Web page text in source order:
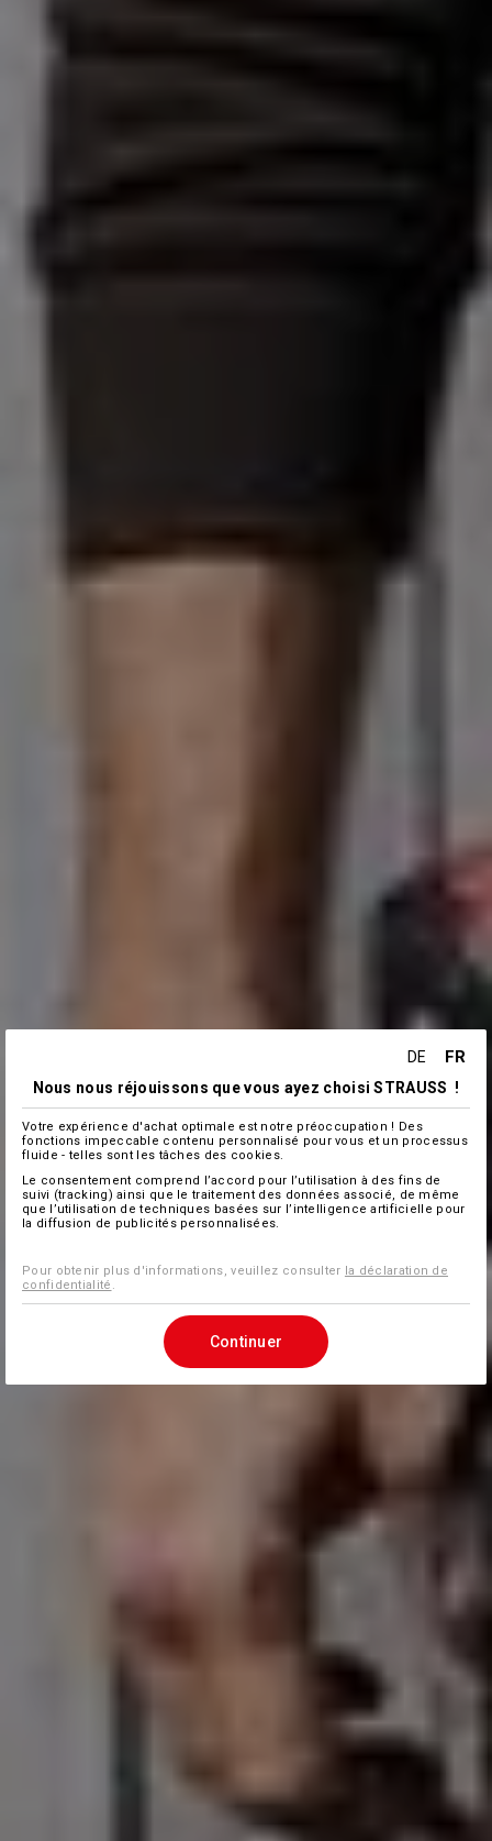
DE FR
Nous nous réjouissons que vous ayez choisi STRAUSS !
Votre expérience d'achat optimale est notre préoccupation ! Des
fonctions impeccable contenu personnalisé pour vous et un processus
fluide - telles sont les tâches des cookies.
Le consentement comprend l’accord pour l’utilisation à des fins de
suivi (tracking) ainsi que le traitement des données associé, de même
que l’utilisation de techniques basées sur l’intelligence artificielle pour
la diffusion de publicités personnalisées.
Pour obtenir plus d'informations, veuillez consulter la déclaration de
confidentialité
Continuer